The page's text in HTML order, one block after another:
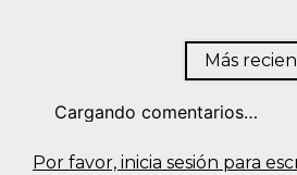
Por favor, inicia sesión para
Más
Cargando comentarios…